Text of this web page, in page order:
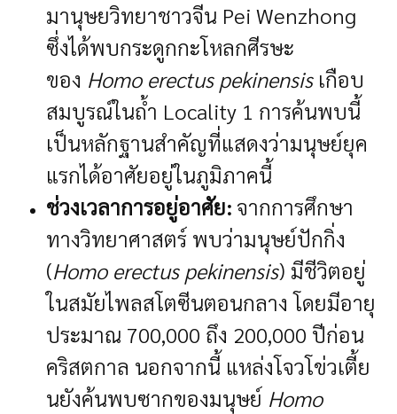
มานุษยวิทยาชาวจีน Pei Wenzhong
ซึ่งได้พบกระดูกกะโหลกศีรษะ
ของ Homo erectus pekinensisเกือบ
สมบูรณ์ในถ้ำ Locality 1 การค้นพบนี้
เป็นหลักฐานสำคัญที่แสดงว่ามนุษย์ยุค
แรกได้อาศัยอยู่ในภูมิภาคนี้
ช่วงเวลาการอยู่อาศัย:จากการศึกษา
ทางวิทยาศาสตร์ พบว่ามนุษย์ปักกิ่ง
(Homo erectus pekinensis) มีชีวิตอยู่
ในสมัยไพลสโตซีนตอนกลาง โดยมีอายุ
ประมาณ 700,000 ถึง 200,000 ปีก่อน
คริสตกาล นอกจากนี้ แหล่งโจวโข่วเตี้ย
นยังค้นพบซากของมนุษย์ Homo